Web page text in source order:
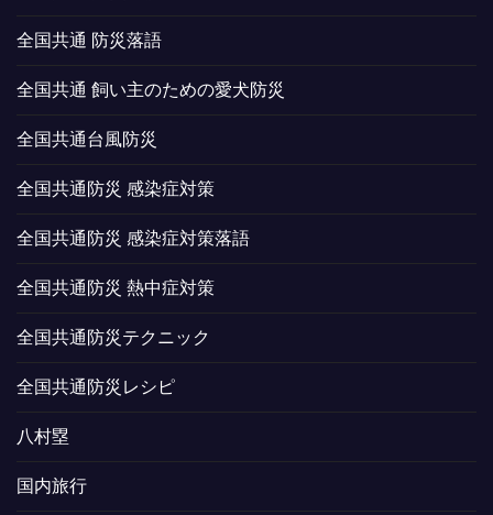
全国共通 防災落語
全国共通 飼い主のための愛犬防災
全国共通台風防災
全国共通防災 感染症対策
全国共通防災 感染症対策落語
全国共通防災 熱中症対策
全国共通防災テクニック
全国共通防災レシピ
八村塁
国内旅行